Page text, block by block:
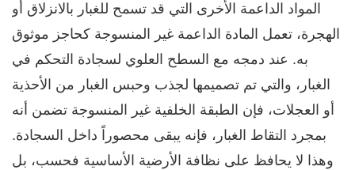
المواد الداعمة الأخرى التي قد تسمح للغبار بالانزلاق أو
الهجرة، تعمل المادة الداعمة غير المنسوجة كحاجز موثوق
به. عند دمجه مع السطح العلوي لسجادة التحكم في
الغبار، والتي تم تصميمها لجذب وحبس الغبار من الأحذية
أو العجلات، فإن الطبقة الخلفية غير المنسوجة تضمن أنه
بمجرد التقاط الغبار، فإنه يبقى محصوراً داخل السجادة.
وهذا لا يحافظ على نظافة الأرضية الأساسية فحسب، بل